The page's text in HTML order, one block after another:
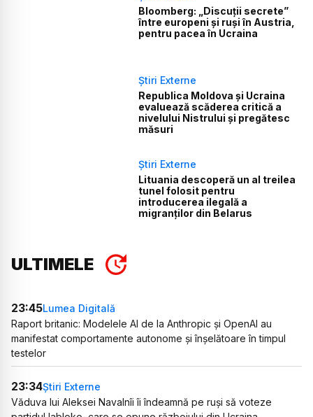
Bloomberg: „Discuții secrete”
între europeni și ruși în Austria,
pentru pacea în Ucraina
Știri Externe
Republica Moldova și Ucraina
evaluează scăderea critică a
nivelului Nistrului și pregătesc
măsuri
Știri Externe
Lituania descoperă un al treilea
tunel folosit pentru
introducerea ilegală a
migranților din Belarus
ULTIMELE
23:45Lumea Digitală
Raport britanic: Modelele AI de la Anthropic și OpenAI au
manifestat comportamente autonome și înșelătoare în timpul
testelor
23:34Știri Externe
Văduva lui Aleksei Navalnîi îi îndeamnă pe ruși să voteze